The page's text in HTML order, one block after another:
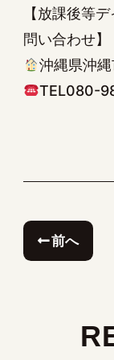
【放課後等
問い合わせ】
沖縄県沖
TEL080-
前へ